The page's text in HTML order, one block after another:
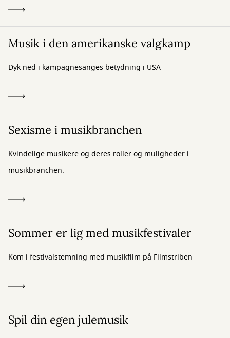
Musik i den amerikanske valgkamp
Dyk ned i kampagnesanges betydning i USA
Sexisme i musikbranchen
Kvindelige musikere og deres roller og muligheder i
musikbranchen.
Sommer er lig med musikfestivaler
Kom i festivalstemning med musikfilm på Filmstriben
Spil din egen julemusik